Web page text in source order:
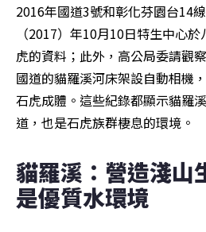
2016年國道3號和彰化芬園台14
（2017）年10月10日特生中心
虎的資料；此外，高公局委請觀
國道的貓羅溪河床架設自動相機
石虎成體。這些紀錄都顯示貓羅
道，也是石虎族群棲息的環境。
貓羅溪：營造淺山
是優質水環境